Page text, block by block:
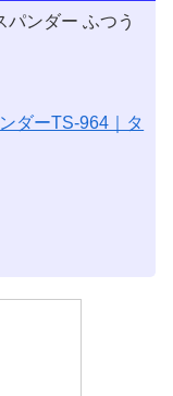
パンダー ふつう
ダーTS-964｜タ